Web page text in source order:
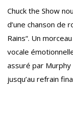
Chuck the Show
d’une chanson de
Rains“. Un
vocale
assuré par
jusqu’au refrain